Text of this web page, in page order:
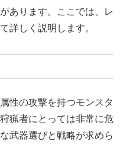
あります。ここでは、レ
詳しく説明します。
性の攻撃を持つモンスタ
猟者にとっては非常に危
武器選びと戦略が求めら